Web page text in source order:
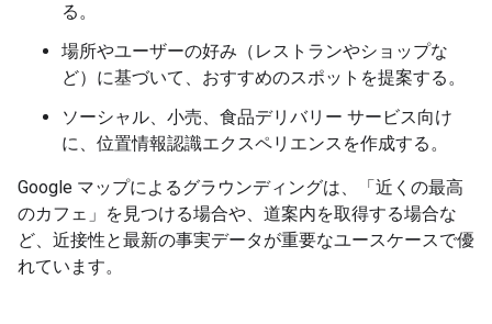
る。
場所やユーザーの好み（レストランやショップな
ど）に基づいて、おすすめのスポットを提案する。
ソーシャル、小売、食品デリバリー サービス向け
に、位置情報認識エクスペリエンスを作成する。
Google マップによるグラウンディングは、「近くの最高
のカフェ」を見つける場合や、道案内を取得する場合な
ど、近接性と最新の事実データが重要なユースケースで優
れています。